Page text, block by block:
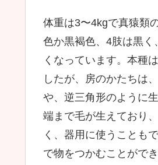
体重は3〜4kgで真猿類
色か黒褐色、4肢は黒
くなっています。本種
したが、房のかたちは
や、逆三角形のように
端まで毛が生えており
く、器用に使うことも
で物をつかむことがで